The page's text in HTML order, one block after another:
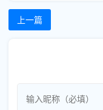
上一篇